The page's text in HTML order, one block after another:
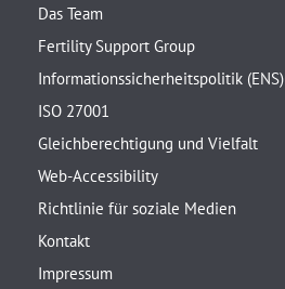
Das Team
Fertility Support Group
Informationssicherheitspolitik (ENS)
ISO 27001
Gleichberechtigung und Vielfalt
Web-Accessibility
Richtlinie für soziale Medien
Kontakt
Impressum